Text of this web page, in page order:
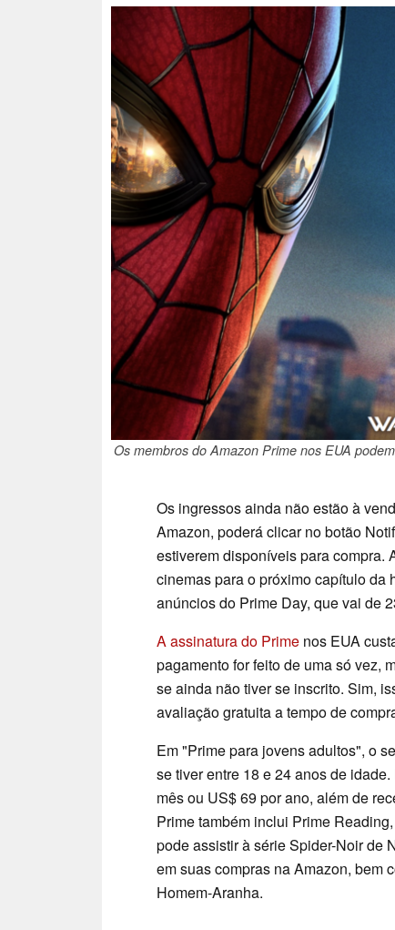
Os membros do Amazon Prime nos EUA
Os ingressos ainda não estão à
Amazon, poderá clicar no botão
estiverem disponíveis para compra.
cinemas para o próximo capítulo da
anúncios do Prime Day, que vai de
A assinatura do Prime nos EUA
pagamento for feito de uma só vez,
se ainda não tiver se inscrito. Sim,
avaliação gratuita a tempo de
Em "Prime para jovens adultos", o
se tiver entre 18 e 24 anos de
mês ou US$ 69 por ano, além de
Prime também inclui Prime
pode assistir à série Spider-Noir de
em suas compras na Amazon, bem
Homem-Aranha.